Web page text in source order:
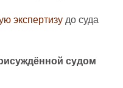
экспертизудо суда
судом